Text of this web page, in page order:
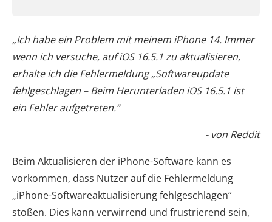
„Ich habe ein Problem mit meinem iPhone 14. Immer
wenn ich versuche, auf iOS 16.5.1 zu aktualisieren,
erhalte ich die Fehlermeldung „Softwareupdate
fehlgeschlagen – Beim Herunterladen iOS 16.5.1 ist
ein Fehler aufgetreten.“
- von Reddit
Beim Aktualisieren der iPhone-Software kann es
vorkommen, dass Nutzer auf die Fehlermeldung
„iPhone-Softwareaktualisierung fehlgeschlagen“
stoßen. Dies kann verwirrend und frustrierend sein,